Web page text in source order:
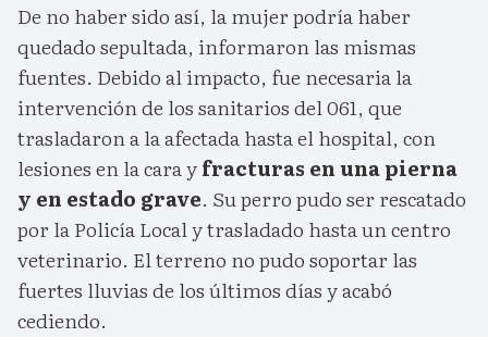
De no haber sido así, la mujer podría haber
quedado sepultada, informaron las mismas
fuentes. Debido al impacto, fue necesaria la
intervención de los sanitarios del 061, que
trasladaron a la afectada hasta el hospital, con
lesiones en la cara yfracturas en una pierna
y en estado grave. Su perro pudo ser rescatado
por la Policía Local y trasladado hasta un centro
veterinario. El terreno no pudo soportar las
fuertes lluvias de los últimos días y acabó
cediendo.